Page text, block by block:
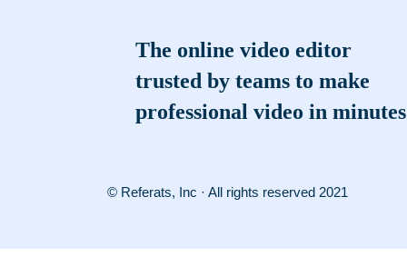
The online video editor
trusted by teams to make
professional video in minutes
© Referats, Inc · All rights reserved 2021